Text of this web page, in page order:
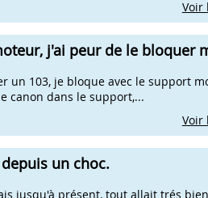
Voir
j'ai peur de le bloquer
un 103, je bloque avec le support
canon dans le support,...
Voir
un choc.
jusqu'à présent, tout allait trés